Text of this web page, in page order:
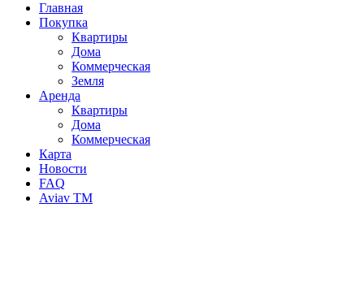
Главная
Покупка
Квартиры
Дома
Коммерческая
Земля
Аренда
Квартиры
Дома
Коммерческая
Карта
Новости
FAQ
Aviav TM